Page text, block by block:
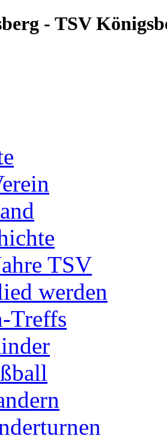
- TSV
TSV
werden
Treffs